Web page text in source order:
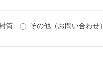
筒 その他（お問い合わせ）